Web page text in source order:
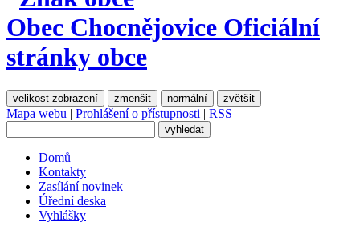
Obec Chocnějovice Oficiální
stránky obce
velikost zobrazení zmenšit normální zvětšit
Mapa webu | Prohlášení o přístupnosti | RSS
Domů
Kontakty
Zasílání novinek
Úřední deska
Vyhlášky